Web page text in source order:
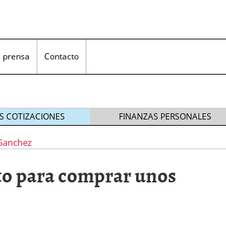
prensa Contacto
COTIZACIONES FINANZAS PERSONALES
para comprar unos